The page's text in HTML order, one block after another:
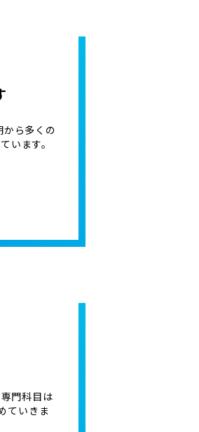
ら多くの
います。
門科目は
ていきま